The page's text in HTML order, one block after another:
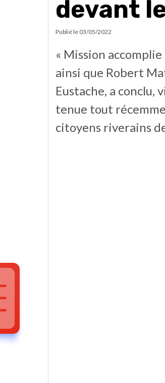
devant
Publié le 03/05/2022
« Mission
ainsi que Robert
Eustache, a
tenue tout
citoyens riverains